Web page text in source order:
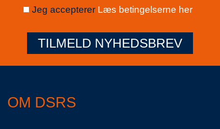
Jeg accepterer Læs betingelserne her
TILMELD NYHEDSBREV
OM DSRS